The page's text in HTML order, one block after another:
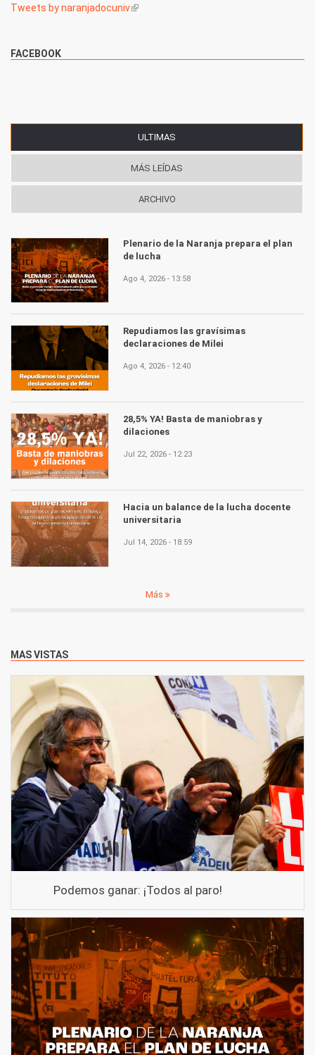
Tweets by naranjadocuniv(link is external)
FACEBOOK
ULTIMAS
MÁS LEÍDAS
ARCHIVO
Plenario de la Naranja prepara el plan
de lucha
Ago 4, 2026 - 13:58
Repudiamos las gravísimas
declaraciones de Milei
Ago 4, 2026 - 12:40
28,5% YA! Basta de maniobras y
dilaciones
Jul 22, 2026 - 12:23
Hacia un balance de la lucha docente
universitaria
Jul 14, 2026 - 18:59
Más
MAS VISTAS
Podemos ganar: ¡Todos al paro!